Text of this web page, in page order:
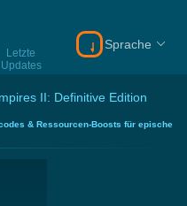
Letzte
Updates
Download
Sprache
II: Definitive Edition
& Ressourcen-Boosts für epische